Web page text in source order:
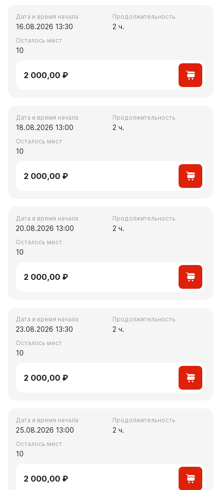
Дата и время начала
16.08.2026 13:30
Продолжительность
2 ч.
Осталось мест
10
2 000,00 ₽
Дата и время начала
18.08.2026 13:00
Продолжительность
2 ч.
Осталось мест
10
2 000,00 ₽
Дата и время начала
20.08.2026 13:00
Продолжительность
2 ч.
Осталось мест
10
2 000,00 ₽
Дата и время начала
23.08.2026 13:30
Продолжительность
2 ч.
Осталось мест
10
2 000,00 ₽
Дата и время начала
25.08.2026 13:00
Продолжительность
2 ч.
Осталось мест
10
2 000,00 ₽